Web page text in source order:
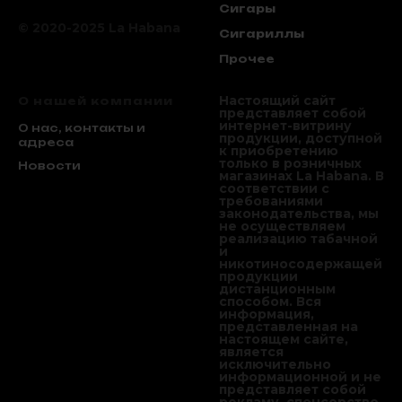
Сигары
Сигариллы
Прочее
О нас, контакты и
адреса
Новости
Настоящий сайт
представляет собой
интернет-витрину
продукции, доступной
к приобретению
только в розничных
магазинах La Habana. В
соответствии с
требованиями
законодательства, мы
не осуществляем
реализацию табачной
и
никотиносодержащей
продукции
дистанционным
способом. Вся
информация,
представленная на
настоящем сайте,
является
исключительно
информационной и не
представляет собой